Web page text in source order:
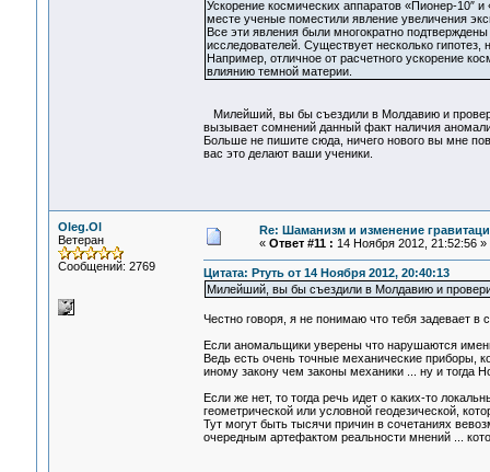
Ускорение космических аппаратов «Пионер-10″
месте ученые поместили явление увеличения
Все эти явления были многократно
исследователей. Существует несколько
Например, отличное от расчетного ускорение
влиянию темной материи.
Милейший, вы бы съездили в Молдавию и
вызывает сомнений данный факт наличия
Больше не пишите сюда, ничего нового вы мне
вас это делают ваши ученики.
Oleg.Ol
Ветеран
Сообщений: 2769
Re: Шаманизм и изменение
« Ответ #11 : 14 Ноября 2012, 21:52:56 »
Цитата: Ртуть от 14 Ноября 2012, 20:40:13
Милейший, вы бы съездили в Молдавию и
Честно говоря, я не понимаю что тебя задевает в
Если аномальщики уверены что нарушаются
Ведь есть очень точные механические приборы,
иному закону чем законы механики ... ну и тогда
Если же нет, то тогда речь идет о каких-то
геометрической или условной геодезической,
Тут могут быть тысячи причин в сочетаниях
очередным артефактом реальности мнений ...